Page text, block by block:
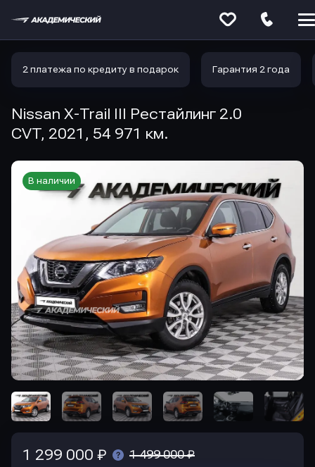
2 платежа по кредиту в подарок Гарантия 2 года
Nissan X-Trail III Рестайлинг 2.0
CVT, 2021, 54 971 км.
В наличии
1 299 000 ₽ 1 499 000 ₽